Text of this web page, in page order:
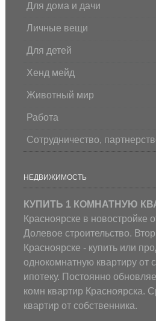
Для дома и дачи
Личные вещи
Для детей
Хенд мейд
Животный мир
Работа
Сотрудничество,
НЕДВИЖИМОСТЬ
КУПИТЬ 1 КОМНАТНУЮ
Красноярске в новостройке
Долевое строительство.
Красноярске - купить или
однокомнатную квартиру от
ипотеку. Постоянно
комн квартир Красноярска.
квартир от собственника.